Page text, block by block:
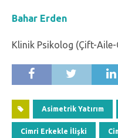
Bahar Erden
Klinik Psikolog (Çift-Aile-
Asimetrik Yatırım
Cimri Erkekle İlişki